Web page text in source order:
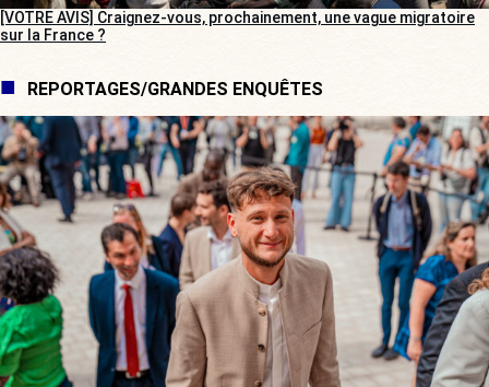
[VOTRE AVIS] Craignez-vous, prochainement, une vague migratoire
sur la France ?
REPORTAGES/GRANDES ENQUÊTES